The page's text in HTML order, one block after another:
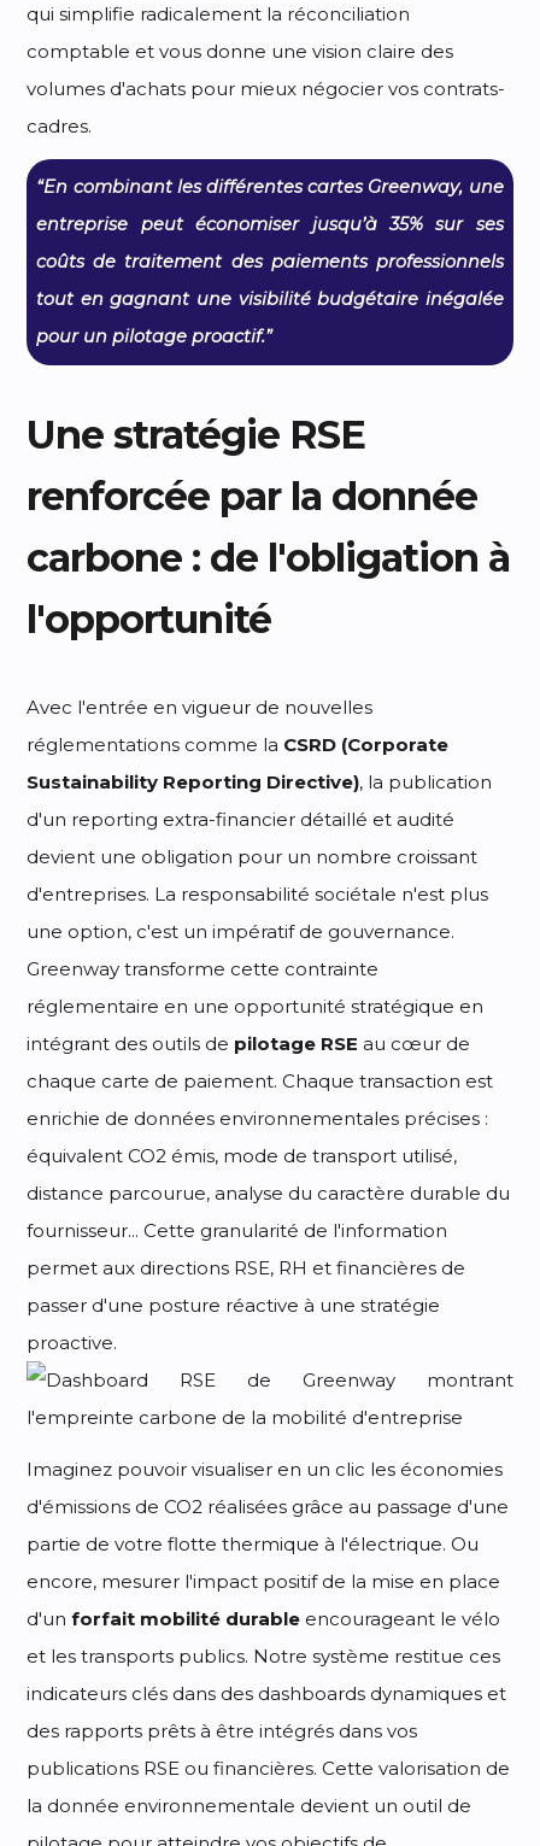
qui simplifie radicalement la réconciliation
comptable et vous donne une vision claire des
volumes d'achats pour mieux négocier vos contrats-
cadres.
“En combinant les différentes cartes Greenway, une
entreprise peut économiser jusqu’à 35% sur ses
coûts de traitement des paiements professionnels
tout en gagnant une visibilité budgétaire inégalée
pour un pilotage proactif.”
Une stratégie RSE
renforcée par la donnée
carbone : de l'obligation à
l'opportunité
Avec l'entrée en vigueur de nouvelles
réglementations comme la CSRD (Corporate
Sustainability Reporting Directive), la publication
d'un reporting extra-financier détaillé et audité
devient une obligation pour un nombre croissant
d'entreprises. La responsabilité sociétale n'est plus
une option, c'est un impératif de gouvernance.
Greenway transforme cette contrainte
réglementaire en une opportunité stratégique en
intégrant des outils de pilotage RSE au cœur de
chaque carte de paiement. Chaque transaction est
enrichie de données environnementales précises :
équivalent CO2 émis, mode de transport utilisé,
distance parcourue, analyse du caractère durable du
fournisseur... Cette granularité de l'information
permet aux directions RSE, RH et financières de
passer d'une posture réactive à une stratégie
proactive.
Imaginez pouvoir visualiser en un clic les économies
d'émissions de CO2 réalisées grâce au passage d'une
partie de votre flotte thermique à l'électrique. Ou
encore, mesurer l'impact positif de la mise en place
d'unforfait mobilité durable encourageant le vélo
et les transports publics. Notre système restitue ces
indicateurs clés dans des dashboards dynamiques et
des rapports prêts à être intégrés dans vos
publications RSE ou financières. Cette valorisation de
la donnée environnementale devient un outil de